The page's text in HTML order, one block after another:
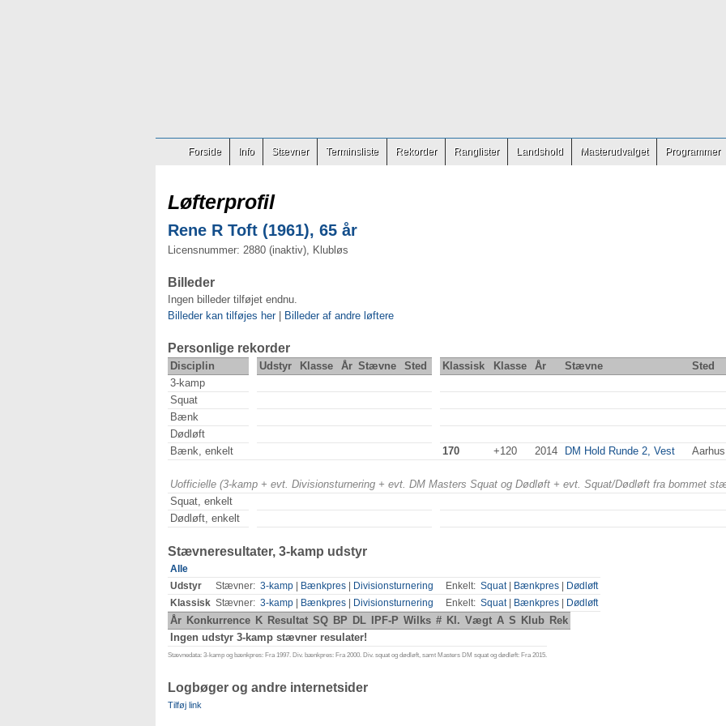
Forside Info Stævner Terminsliste Rekorder Ranglister Landshold Masterudvalget Programmer
Løfterprofil
Rene R Toft (1961), 65 år
Licensnummer: 2880 (inaktiv), Klubløs
Billeder
Ingen billeder tilføjet endnu.
Billeder kan tilføjes her| Billeder af andre løftere
Personlige rekorder
Disciplin Udstyr Klasse År Stævne Sted Klassisk Klasse År Stævne
Sted
3-kamp
Squat
Bænk
Dødløft
Bænk, enkelt
170 +120 2014 DM Hold Runde 2, Vest
Uofficielle (3-kamp + evt. Divisionsturnering + evt. DM Masters Squat og Dødløft + evt. Squat/Dødløft fra bommet
Squat, enkelt
Dødløft, enkelt
Stævneresultater, 3-kamp udstyr
Alle
Udstyr
Stævner: 3-kamp Bænkpres Divisionsturnering Enkelt: Squat| Bænkpres
Dødløft
Klassisk Stævner: 3-kamp Bænkpres Divisionsturnering Enkelt: Squat| Bænkpres Dødløft
År Konkurrence K Resultat SQ BP DL IPF-P Wilks # Kl. Vægt A S Klub Rek
Ingen udstyr 3-kamp stævner resulater!
Stævnedata: 3-kamp og bænkpres: Fra 1997. Div. bænkpres: Fra 2000. Div. squat og dødløft, samt Masters DM squat og dødløft: Fra 2015.
Logbøger og andre internetsider
Tilføj link